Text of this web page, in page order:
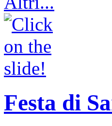
Festa di